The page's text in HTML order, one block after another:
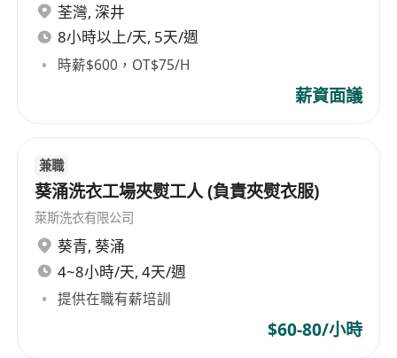
荃灣, 深井
8小時以上/天, 5天/週
時薪$600，OT$75/H
薪資面議
兼職
葵涌洗衣工場夾熨工人 (負責夾熨衣服)
萊斯洗衣有限公司
葵青, 葵涌
4~8小時/天, 4天/週
提供在職有薪培訓
$60-80/小時